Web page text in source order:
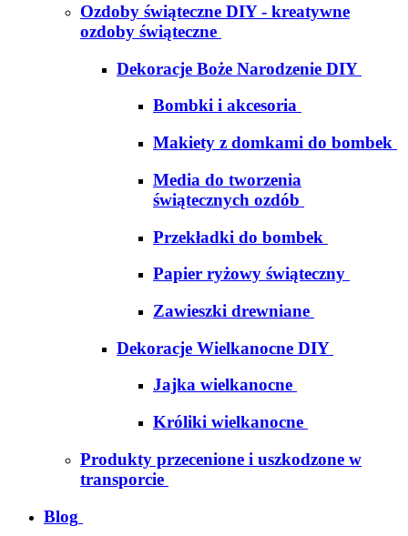
Ozdoby świąteczne DIY - kreatywne
ozdoby świąteczne
Dekoracje Boże Narodzenie DIY
Bombki i akcesoria
Makiety z domkami do bombek
Media do tworzenia
świątecznych ozdób
Przekładki do bombek
Papier ryżowy świąteczny
Zawieszki drewniane
Dekoracje Wielkanocne DIY
Jajka wielkanocne
Króliki wielkanocne
Produkty przecenione i uszkodzone w
transporcie
Blog